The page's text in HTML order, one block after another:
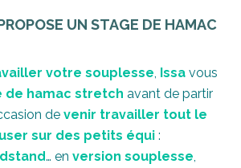
UN STAGE DE HAMAC
votre souplesse Issa vous
de hamac stretch avant de partir
de venir travailler tout le
sur des petits équi :
… en version souplesse